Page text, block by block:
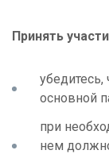
Принять
убедитесь,
основной
при
нем